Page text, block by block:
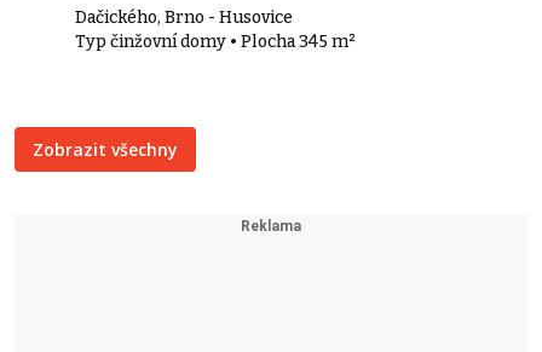
Dačického, Brno - Husovice
Typ činžovní domy • Plocha 345 m²
Zobrazit všechny